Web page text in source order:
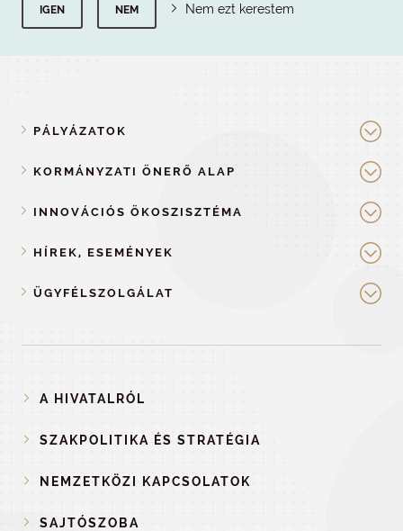
IGEN NEM Nem ezt kerestem
PÁLYÁZATOK
KORMÁNYZATI ÖNERŐ ALAP
INNOVÁCIÓS ÖKOSZISZTÉMA
HÍREK, ESEMÉNYEK
ÜGYFÉLSZOLGÁLAT
A HIVATALRÓL
SZAKPOLITIKA ÉS STRATÉGIA
NEMZETKÖZI KAPCSOLATOK
SAJTÓSZOBA